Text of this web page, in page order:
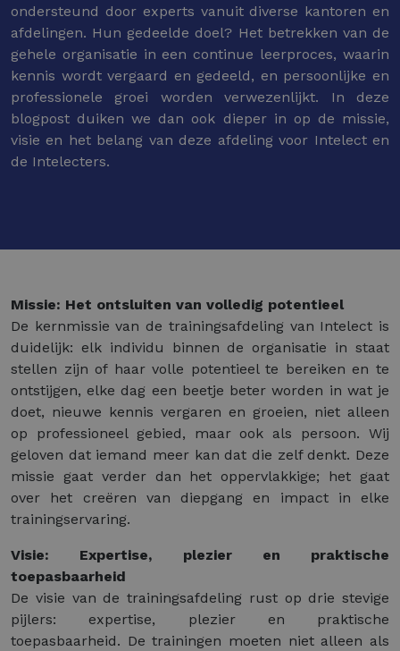
ondersteund door experts vanuit diverse kantoren en
afdelingen. Hun gedeelde doel? Het betrekken van de
gehele organisatie in een continue leerproces, waarin
kennis wordt vergaard en gedeeld, en persoonlijke en
professionele groei worden verwezenlijkt. In deze
blogpost duiken we dan ook dieper in op de missie,
visie en het belang van deze afdeling voor Intelect en
de Intelecters.
Missie: Het ontsluiten van volledig potentieel
De kernmissie van de trainingsafdeling van Intelect is
duidelijk: elk individu binnen de organisatie in staat
stellen zijn of haar volle potentieel te bereiken en te
ontstijgen, elke dag een beetje beter worden in wat je
doet, nieuwe kennis vergaren en groeien, niet alleen
op professioneel gebied, maar ook als persoon. Wij
geloven dat iemand meer kan dat die zelf denkt. Deze
missie gaat verder dan het oppervlakkige; het gaat
over het creëren van diepgang en impact in elke
trainingservaring.
Visie: Expertise, plezier en praktische
toepasbaarheid
De visie van de trainingsafdeling rust op drie stevige
pijlers: expertise, plezier en praktische
toepasbaarheid. De trainingen moeten niet alleen als